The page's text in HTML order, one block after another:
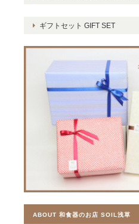
ギフトセット GIFT SET
ABOUT 和食器のお店 SOIL浅草